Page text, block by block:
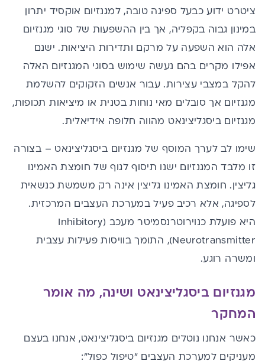
ציטרט ידוע כבעל ספיגה טובה, למגנזיום אוקסיד יתרון
במינון גבוה בקפליה, אך בין ההשפעות של סוגי מגנזיום
אלה הוא השפעה על מרקם ותדירות היציאות. ישנם
אפילו מקרים בהם נעשה שימוש בסוגי המגנזיום האלה
להקל במצבי עצירות. עבור אנשים הזקוקים להשלמת
מגנזיום אך סובלים מאי נוחות בטנית או מיציאות תכופות,
מגנזיום ביסגליצינאט מהווה חלופה אידיאלית.
שימו לב לערך המוסף של מגנזיום ביסגליצינאט – בצורה
זו מלבד המגנזיום ישנו תיסוף לגוף של חומצת האמינו
גליצין. חומצת האמינו גליצין אינה רק משמשת כנשאית
לספיגה, אלא רכיב פעיל במערכת העצבים המרכזית.
היא פועלת כנוירוטרנסמיטר מעכב (Inhibitory
Neurotransmitter), התומך בוויסות פעילות עצבית
ומשרה רוגע.
מגנזיום ביסגליצינאט ושינה, מה אומר
המחקר
כאשר אנחנו נוטלים מגנזיום ביסגליצינאט, אנחנו בעצם
מעניקים למערכת העצבים "טיפול כפול":